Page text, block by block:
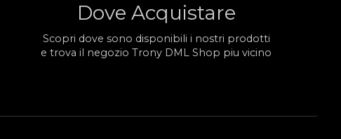
Dove Acquistare
Scopri dove sono disponibili i nostri prodotti
e trova il negozio Trony DML Shop piu vicino